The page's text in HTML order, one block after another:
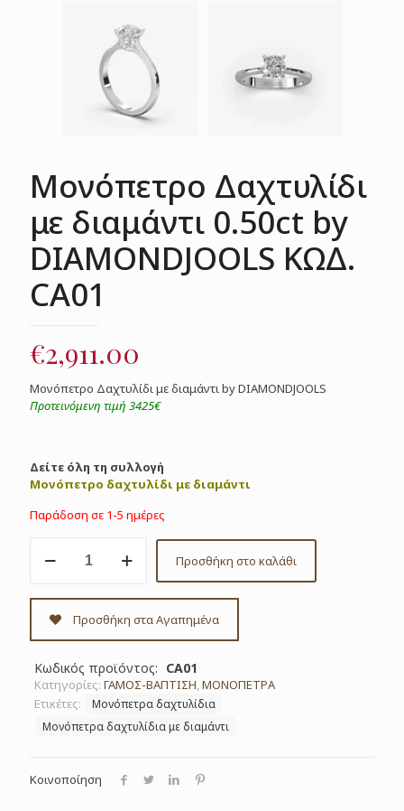
Μονόπετρο Δαχτυλίδι
με διαμάντι 0.50ct by
DIAMONDJOOLS ΚΩΔ.
CA01
€2,911.00
Μονόπετρο Δαχτυλίδι με διαμάντι by DIAMONDJOOLS
Προτεινόμενη τιμή 3425€
Δείτε όλη τη συλλογή
Μονόπετρο δαχτυλίδι με διαμάντι
Παράδοση σε 1-5 ημέρες
Δαχτυλίδι
διαμάντι
0.50ct
ΚΩΔ.
CA01
ποσότητα
Προσθήκη στο καλάθι
Προσθήκη στα Αγαπημένα
Κωδικός προϊόντος: CA01
Κατηγορίες: ΓΑΜΟΣ-ΒΑΠΤΙΣΗ,ΜΟΝΟΠΕΤΡΑ
Ετικέτες:
Μονόπετρα δαχτυλίδια
Μονόπετρα δαχτυλίδια με διαμάντι
Κοινοποίηση